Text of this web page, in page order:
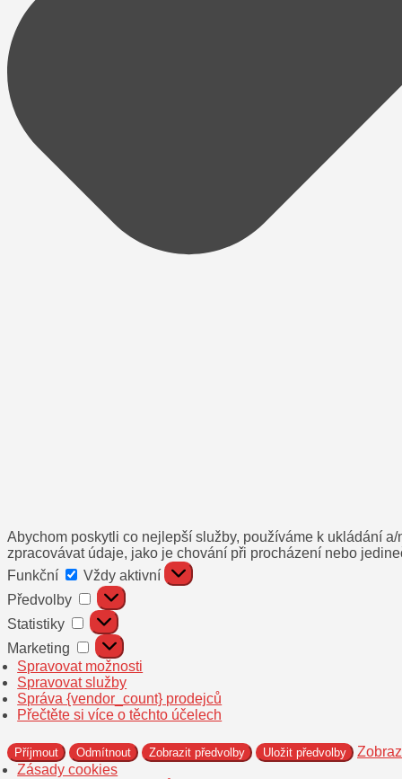
Abychom poskytli co nejlepší služby, používáme k ukládání
zpracovávat údaje, jako je chování při procházení nebo
Funkční
Funkční
Vždy aktivní
Předvolby
Předvolby
Statistiky Statistiky
Marketing
Marketing
Spravovat možnosti
Spravovat služby
Správa {vendor_count} prodejců
Přečtěte si více o těchto účelech
Příjmout Odmítnout Zobrazit předvolby Uložit předvolby
Zásady cookies